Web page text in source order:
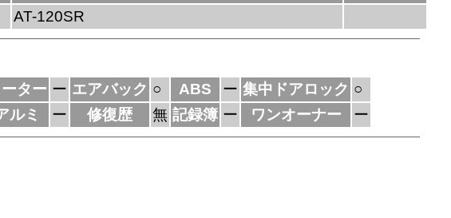
AT-120SR
ター ー エアバック ○ ABS ー 集中ドアロック ○
ルミ ー 修復歴 無 記録簿 ー ワンオーナー ー